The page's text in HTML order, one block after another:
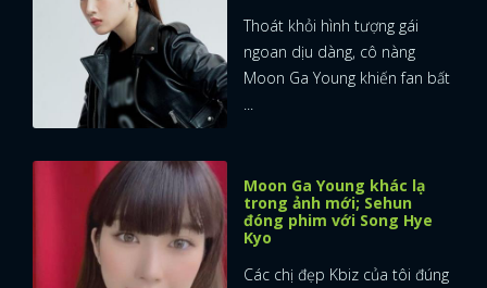
Thoát khỏi hình tượng gái
ngoan dịu dàng, cô nàng
Moon Ga Young khiến fan bất
Moon Ga Young khác lạ
trong ảnh mới; Sehun
đóng phim với Song Hye
Kyo
Các chị đẹp Kbiz của tôi đúng